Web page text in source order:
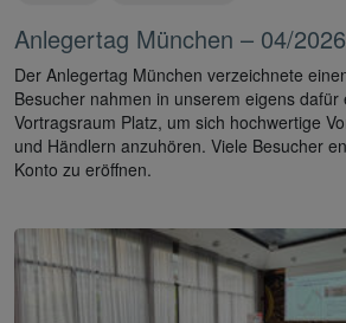
Anlegertag München – 04/2026
Der Anlegertag München verzeichnete
Besucher nahmen in unserem eigens dafür
Vortragsraum Platz, um sich hochwertige
und Händlern anzuhören. Viele Besucher
Konto zu eröffnen.